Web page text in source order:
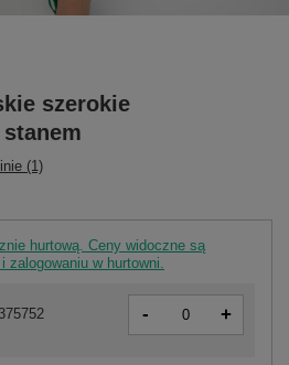
szerokie
(1)
hurtową. Ceny widoczne są
w hurtowni.
- +